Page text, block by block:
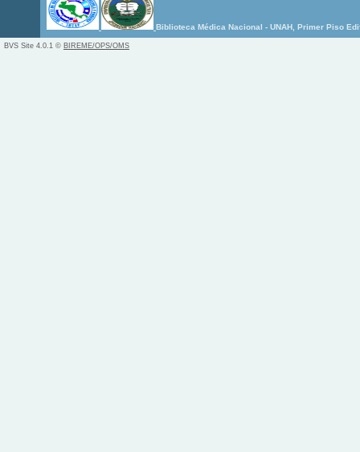
Biblioteca Médica Nacional - UNAH, Primer Piso
BVS Site 4.0.1 © BIREME/OPS/OMS